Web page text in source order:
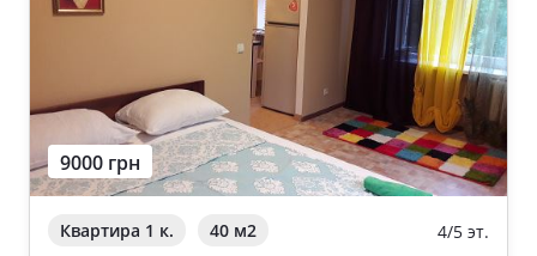
9000 грн
Квартира 1 к. 40 м2 4/5 эт.